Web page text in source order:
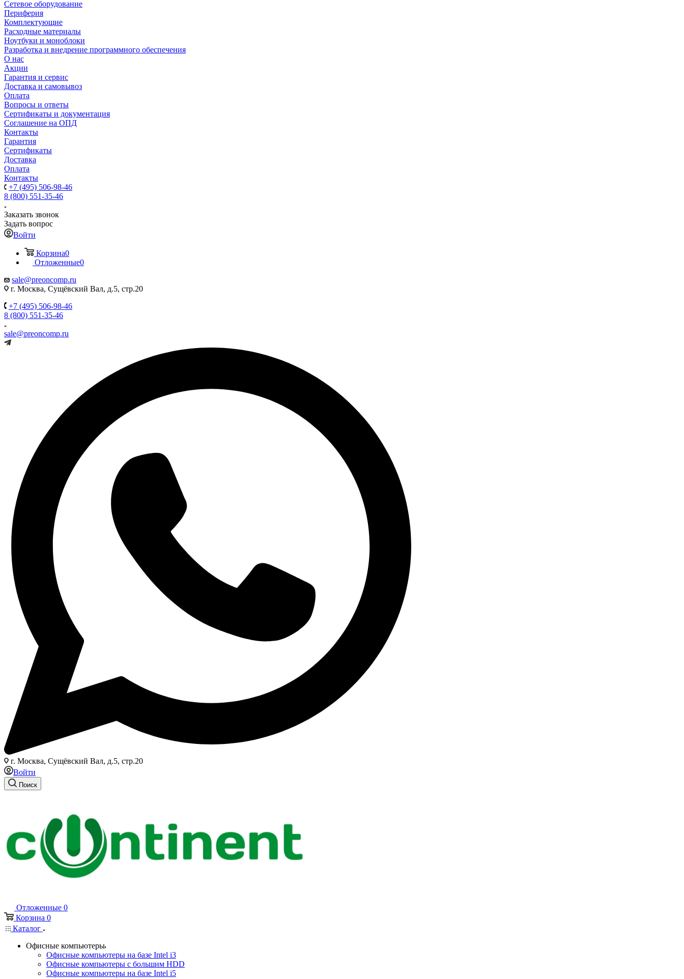
Сетевое оборудование
Периферия
Комплектующие
Расходные материалы
Ноутбуки и моноблоки
Разработка и внедрение программного обеспечения
О нас
Акции
Гарантия и сервис
Доставка и самовывоз
Оплата
Вопросы и ответы
Сертификаты и документация
Соглашение на ОПД
Контакты
Гарантия
Сертификаты
Доставка
Оплата
Контакты
+7 (495) 506-98-46
8 (800) 551-35-46
Заказать звонок
Задать вопрос
Войти
Корзина0
Отложенные0
sale@preoncomp.ru
г. Москва, Сущёвский Вал, д.5, стр.20
+7 (495) 506-98-46
8 (800) 551-35-46
sale@preoncomp.ru
г. Москва, Сущёвский Вал, д.5, стр.20
Войти
Поиск
Отложенные 0
Корзина 0
Каталог
Офисные компьютеры
Офисные компьютеры на базе Intel i3
Офисные компьютеры с большим HDD
Офисные компьютеры на базе Intel i5